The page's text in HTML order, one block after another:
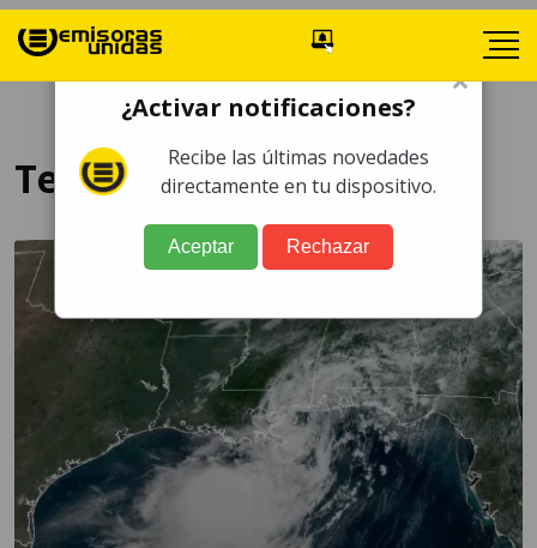
Texas
×
¿Activar notificaciones?
Recibe las últimas novedades
directamente en tu dispositivo.
Aceptar Rechazar